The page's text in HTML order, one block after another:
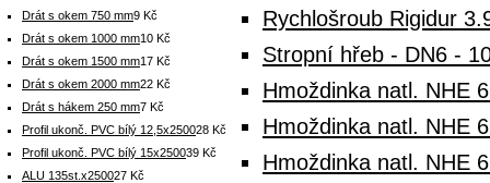
Rychlošroub Rigidur
Stropní hřeb - DN6 -
Hmoždinka natl. NHE
Hmoždinka natl. NHE
Hmoždinka natl. NHE
Drát s okem 750 mm9 Kč
Drát s okem 1000 mm10 Kč
Drát s okem 1500 mm17 Kč
Drát s okem 2000 mm22 Kč
Drát s hákem 250 mm7 Kč
Profil ukonč. PVC bílý 12,5x250028 Kč
Profil ukonč. PVC bílý 15x250039 Kč
ALU 135st.x250027 Kč